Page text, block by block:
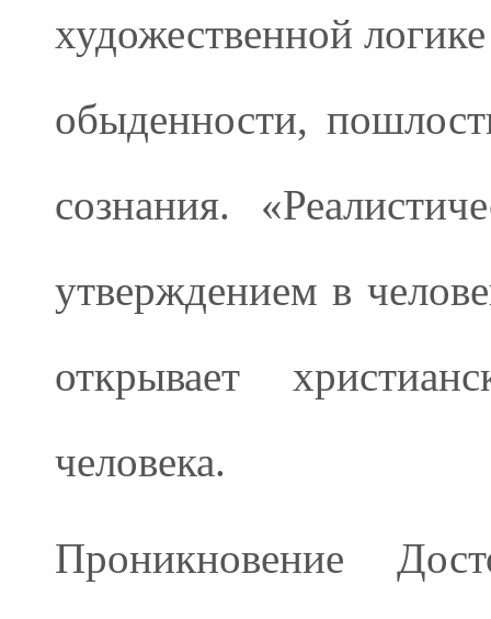
художественной
обыденности,
сознания.
утверждением в
открывает
человека.
Проникновение